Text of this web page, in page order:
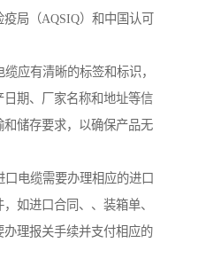
局（AQSIQ）和中国认可
应有清晰的标签和标识，
期、厂家名称和地址等信
储存要求，以确保产品无
电缆需要办理相应的进口
如进口合同、、装箱单、
理报关手续并支付相应的